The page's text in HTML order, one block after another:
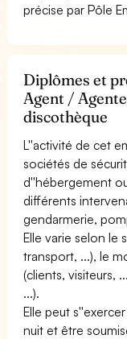
précise par Pôle
Diplômes et
Agent /
discothèque
L''activité de cet
sociétés de
d''hébergement
différents
gendarmerie,
Elle varie selon le
transport, ...), le
(clients, visiteurs,
...).
Elle peut
nuit et être